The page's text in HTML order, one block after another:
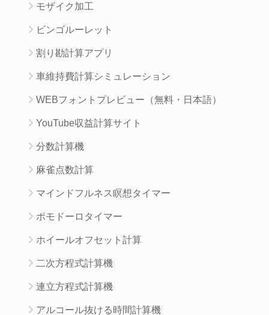
モザイク加工
ビンゴルーレット
割り勘計算アプリ
車維持費計算シミュレーション
WEBフォントプレビュー（無料・日本語）
YouTube収益計算サイト
分数計算機
麻雀点数計算
マインドフルネス瞑想タイマー
ポモドーロタイマー
ホイールオフセット計算
二次方程式計算機
連立方程式計算機
アルコール抜ける時間計算機